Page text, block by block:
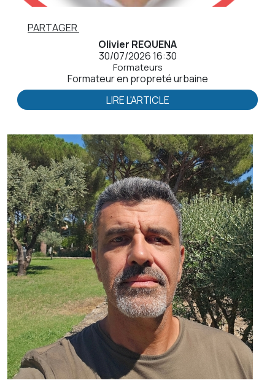
PARTAGER
Olivier REQUENA
30/07/2026 16:30
Formateurs
Formateur en propreté urbaine
LIRE L'ARTICLE